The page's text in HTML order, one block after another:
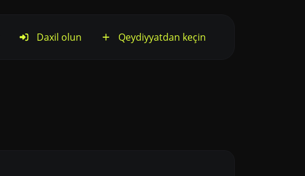
Daxil olun Qeydiyyatdan keçin